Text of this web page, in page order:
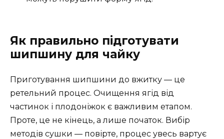
Як правильно підготувати
шипшину для чайку
Приготування шипшини до вжитку — це
ретельний процес. Очищення ягід від
частинок і плодоніжок є важливим етапом.
Проте, це не кінець, а лише початок. Вибір
методів сушки — повірте, процес увесь вартує